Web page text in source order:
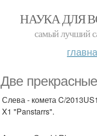
НАУКА ДЛЯ
самый лучший
Две
Слева - комета C/
X1 "Panstarrs".